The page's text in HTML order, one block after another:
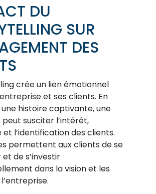
DU
SUR
DES
crée un lien émotionnel
et ses clients. En
histoire captivante, une
susciter l’intérêt,
et l’identification des clients.
permettent aux clients de se
de s’investir
dans la vision et les